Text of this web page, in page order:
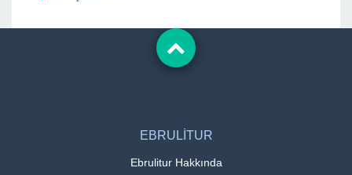
EBRULİTUR
Ebrulitur Hakkında